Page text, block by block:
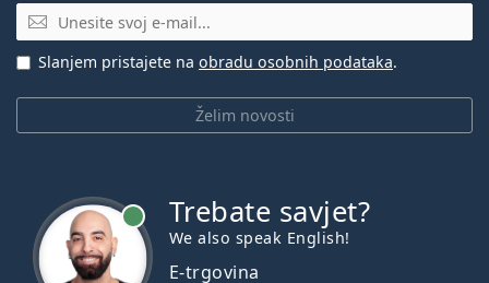
E-mail
Želim novosti
Slanjem pristajete na obradu osobnih podataka.
Trebate savjet?
We also speak English!
E-trgovina